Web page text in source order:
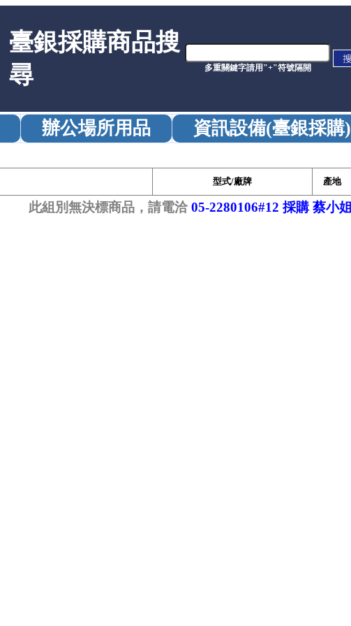
臺銀採購商品搜
尋
多重關鍵字請用"+"符號隔開
辦公場所用品 資訊設備(臺銀採購)
型式/廠牌 產地
此組別無決標商品，請電洽 05-2280106#12 採購 蔡小姐